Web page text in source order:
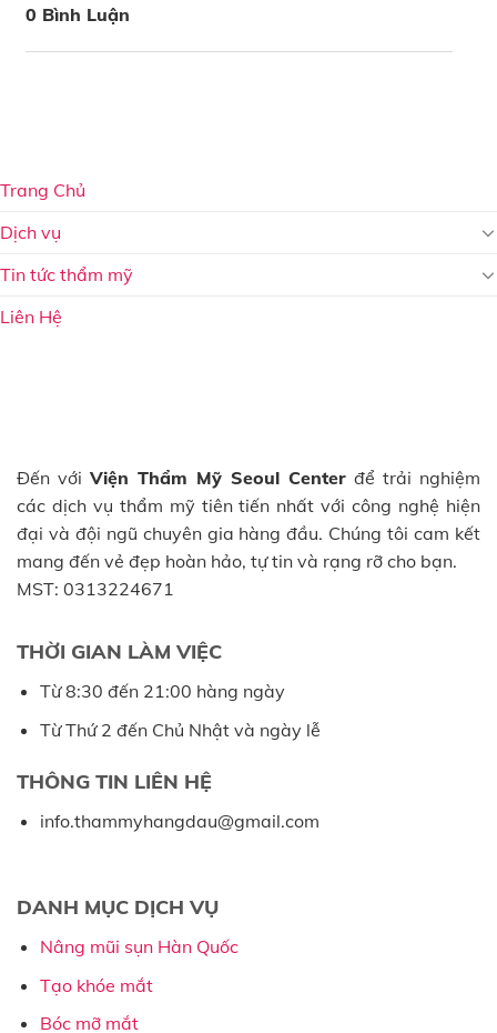
0 Bình Luận
Trang Chủ
Dịch vụ
Tin tức thẩm mỹ
Liên Hệ
Đến với Viện Thẩm Mỹ Seoul Center để trải nghiệm
các dịch vụ thẩm mỹ tiên tiến nhất với công nghệ hiện
đại và đội ngũ chuyên gia hàng đầu. Chúng tôi cam kết
mang đến vẻ đẹp hoàn hảo, tự tin và rạng rỡ cho bạn.
MST: 0313224671
THỜI GIAN LÀM VIỆC
Từ 8:30 đến 21:00 hàng ngày
Từ Thứ 2 đến Chủ Nhật và ngày lễ
THÔNG TIN LIÊN HỆ
info.thammyhangdau@gmail.com
DANH MỤC DỊCH VỤ
Nâng mũi sụn Hàn Quốc
Tạo khóe mắt
Bóc mỡ mắt